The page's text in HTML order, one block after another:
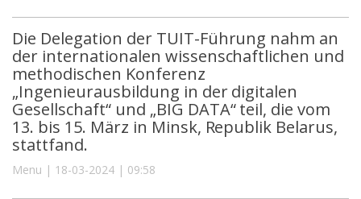
Die Delegation der TUIT-Führung nahm an
der internationalen wissenschaftlichen und
methodischen Konferenz
„Ingenieurausbildung in der digitalen
Gesellschaft“ und „BIG DATA“ teil, die vom
13. bis 15. März in Minsk, Republik Belarus,
stattfand.
Menu | 18-03-2024 | 09:58